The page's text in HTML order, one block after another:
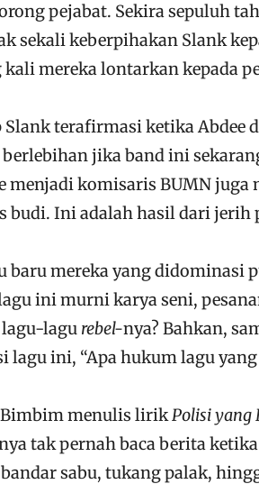
pejabat. Sekira sepuluh
sekali keberpihakan Slank
mereka lontarkan kepada
Slank terafirmasi ketika Abdee
jika band ini
menjadi komisaris BUMN
budi. Ini adalah hasil dari jerih
baru mereka yang
ini murni karya seni,
lagu rebel-nya? Bahkan,
ini, “Apa hukum lagu yang
menulis lirikPolisi yang
tak pernah baca berita
sabu, tukang palak,